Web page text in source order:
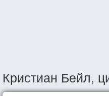
Кристиан Бейл,